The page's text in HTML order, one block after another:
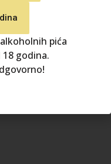
0,7l pića
godina.